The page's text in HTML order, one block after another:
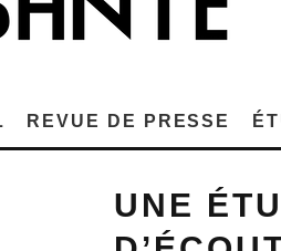
REVUE DE PRESSE
UNE